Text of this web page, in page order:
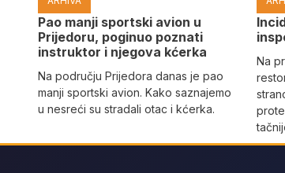
Pao manji sportski avion u
Prijedoru, poginuo poznati
instruktor i njegova kćerka
Na području Prijedora danas je pao
manji sportski avion. Kako saznajemo
u nesreći su stradali otac i kćerka.
Na